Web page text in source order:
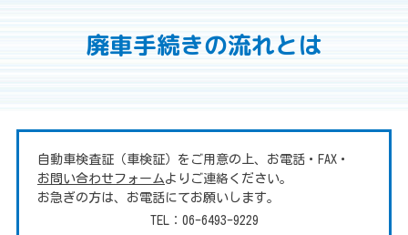
廃車手続きの流れとは
自動車検査証（車検証）をご用意の上、お電話・FAX・
お問い合わせフォームよりご連絡ください。
お急ぎの方は、お電話にてお願いします。
TEL： 06-6493-9229